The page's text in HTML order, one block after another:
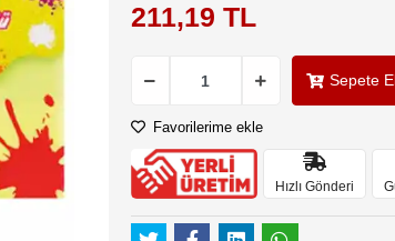
211,19 TL
Sepete
Favorilerime ekle
Hızlı Gönderi